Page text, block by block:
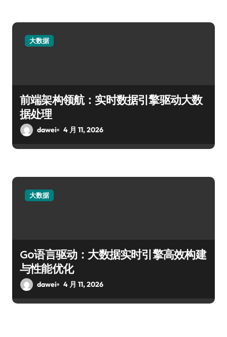
大数据
前端架构领航：实时数据引擎驱动大数
据处理
dawei 4 月 11, 2026
大数据
Go语言驱动：大数据实时引擎高效构建
与性能优化
dawei 4 月 11, 2026